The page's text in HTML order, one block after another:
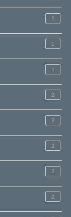
1
1
1
2
2
2
2
2